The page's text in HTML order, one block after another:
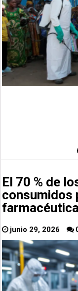
El 70 % de
consumidos
junio 29, 2026